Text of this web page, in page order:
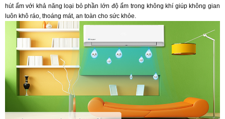
hút ẩm với khả năng loại bỏ phần lớn độ ẩm trong không khí giúp không gian
luôn khô ráo, thoáng mát, an toàn cho sức khỏe.